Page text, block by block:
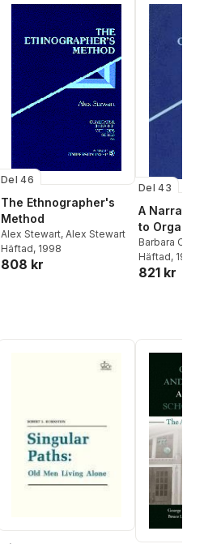
Del 46
The Ethnographer's
Method
Alex Stewart, Alex Stewart
Häftad, 1998
808 kr
Del 43
A Narrative
to
Studies
Barbara
Barbara
Häftad, 1998
821 kr